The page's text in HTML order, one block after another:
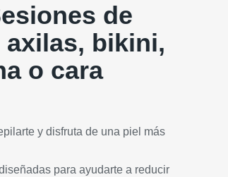
de
axilas, bikini,
o cara
y disfruta de una piel más
para ayudarte a reducir